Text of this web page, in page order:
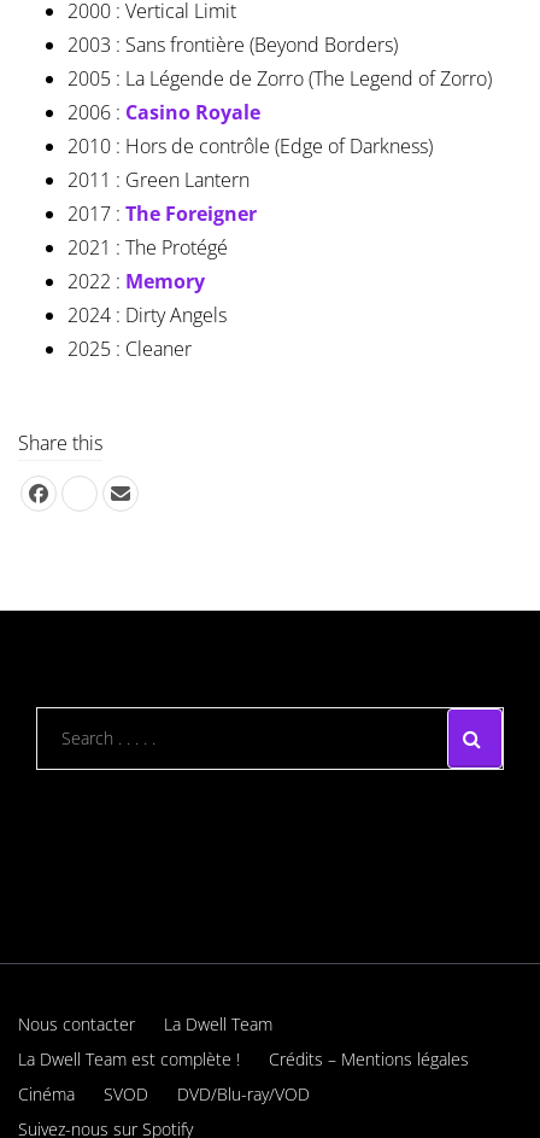
2000 : Vertical Limit
2003 : Sans frontière (Beyond Borders)
2005 : La Légende de Zorro (The Legend of Zorro)
2006 : Casino Royale
2010 : Hors de contrôle (Edge of Darkness)
2011 : Green Lantern
2017 : The Foreigner
2021 : The Protégé
2022 : Memory
2024 : Dirty Angels
2025 : Cleaner
Share this
Nous contacter
La Dwell Team
La Dwell Team est complète !
Crédits – Mentions légales
Cinéma
SVOD
DVD/Blu-ray/VOD
Suivez-nous sur Spotify